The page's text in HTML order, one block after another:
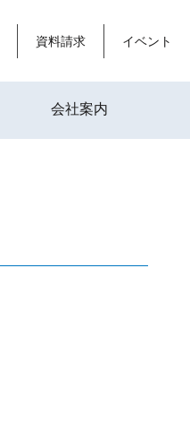
資料請求 イベント
会社案内